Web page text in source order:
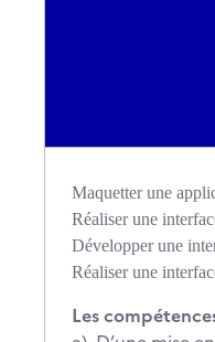
Maquetter une
Réaliser une
Développer une
Réaliser une
Les